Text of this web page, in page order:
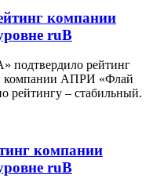
компании
ruB
подтвердило рейтинг
компании АПРИ «Флай
рейтингу – стабильный.
компании
ruB